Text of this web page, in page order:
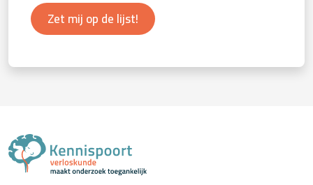
Zet mij op de lijst!